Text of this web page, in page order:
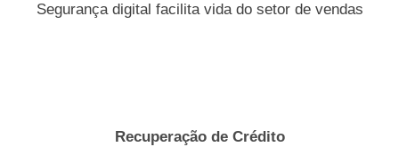
Segurança digital facilita vida do setor de vendas
Recuperação de Crédito